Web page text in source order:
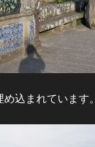
込まれています。